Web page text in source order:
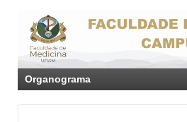
Organograma